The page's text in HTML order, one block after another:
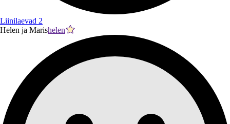
Liinilaevad 2
Helen ja Marishelen